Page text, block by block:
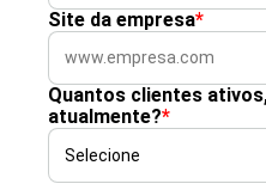
Site da empresa*
Quantos clientes
atualmente?*